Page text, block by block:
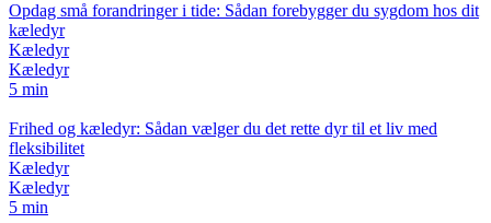
Opdag små forandringer i tide: Sådan forebygger du sygdom hos dit
kæledyr
Kæledyr
Kæledyr
5 min
Frihed og kæledyr: Sådan vælger du det rette dyr til et liv med
fleksibilitet
Kæledyr
Kæledyr
5 min